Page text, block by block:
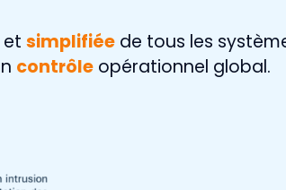
simplifiéede tous les
contrôleopérationnel global.